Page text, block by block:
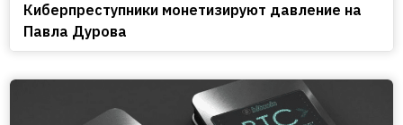
Киберпреступники монетизируют давление на
Павла Дурова